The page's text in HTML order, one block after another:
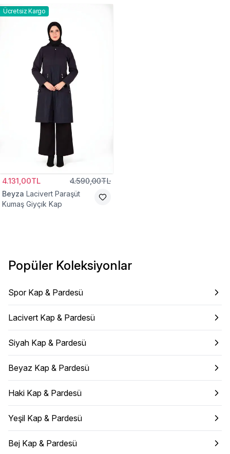
Ücretsiz Kargo
4.131,00TL 4.590,00TL
Beyza Lacivert Paraşüt
Kumaş Giyçık Kap
Popüler Koleksiyonlar
Spor Kap & Pardesü
Lacivert Kap & Pardesü
Siyah Kap & Pardesü
Beyaz Kap & Pardesü
Haki Kap & Pardesü
Yeşil Kap & Pardesü
Bej Kap & Pardesü